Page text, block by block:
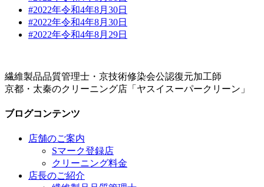
#2022年令和4年8月30日
#2022年令和4年8月30日
#2022年令和4年8月29日
繊維製品品質管理士・京技術修染会公認復元加工師
京都・太秦のクリーニング店「ヤスイスーパークリーン」
ブログコンテンツ
店舗のご案内
Sマーク登録店
クリーニング料金
店長のご紹介